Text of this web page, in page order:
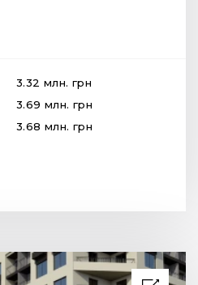
3.32 млн. грн
3.69 млн. грн
3.68 млн. грн